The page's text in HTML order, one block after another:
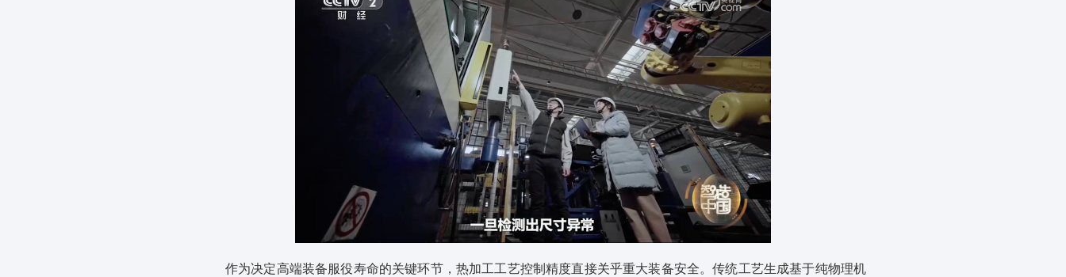
作为决定高端装备服役寿命的关键环节，热加工工艺控制精度直接关乎重大装备安全。传统工艺生成基于纯物理机